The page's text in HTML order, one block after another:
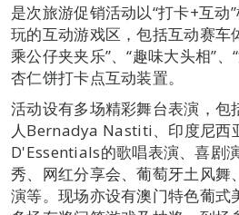
是次旅游促销活动以“打卡+互动
玩的互动游戏区，包括互动赛车
乘公仔夹夹乐”、“趣味大头相”
杏仁饼打卡点互动装置。
活动设有多场精彩舞台表演，包
人Bernadya Nastiti、印度尼西
D'Essentials的歌唱表演、喜剧
秀、网红分享会、葡萄牙土风舞
演等。现场亦设有澳门特色葡式